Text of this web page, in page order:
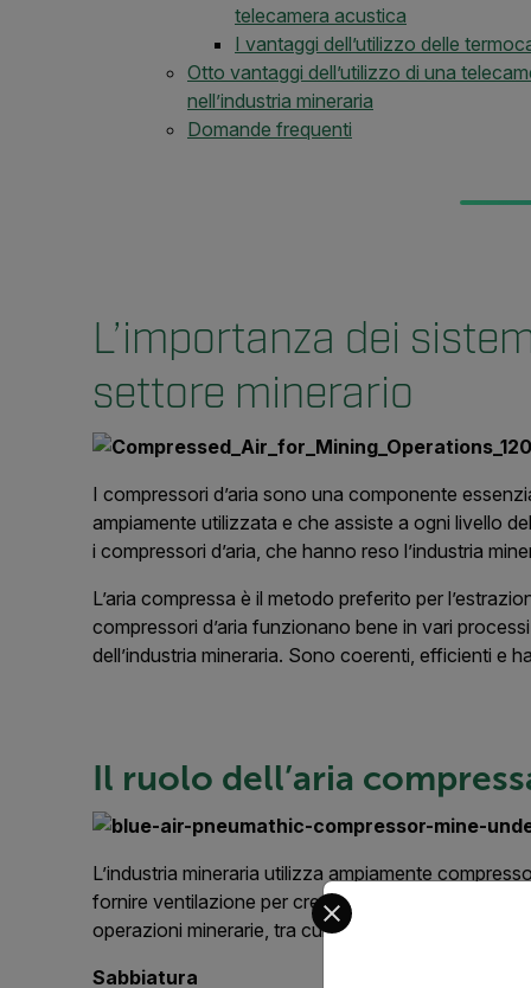
telecamera acustica
I vantaggi dell’utilizzo delle
Otto vantaggi dell’utilizzo di una
nell’industria mineraria
Domande frequenti
L’importanza dei
settore minerario
I compressori d’aria sono una componente
ampiamente utilizzata e che assiste a ogni livello
i compressori d’aria, che hanno reso l’industria
L’aria compressa è il metodo preferito per
compressori d’aria funzionano bene in vari
dell’industria mineraria. Sono coerenti, efficienti e
Il ruolo dell’aria
L’industria mineraria utilizza ampiamente
fornire ventilazione per creare processi più sicuri
operazioni minerarie, tra cui:
Sabbiatura
Select your preferred